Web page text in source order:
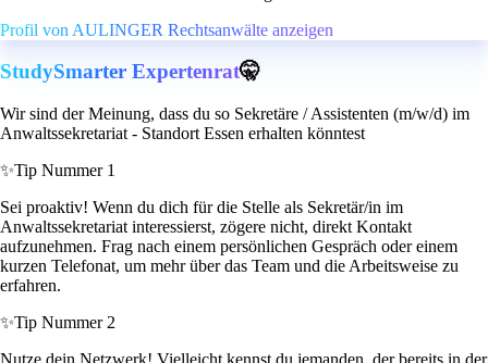
Profil von AULINGER Rechtsanwälte anzeigen
StudySmarter Expertenrat🤫
Wir sind der Meinung, dass du so Sekretäre / Assistenten (m/w/d) im
Anwaltssekretariat - Standort Essen erhalten könntest
✨Tip Nummer 1
Sei proaktiv! Wenn du dich für die Stelle als Sekretär/in im
Anwaltssekretariat interessierst, zögere nicht, direkt Kontakt
aufzunehmen. Frag nach einem persönlichen Gespräch oder einem
kurzen Telefonat, um mehr über das Team und die Arbeitsweise zu
erfahren.
✨Tip Nummer 2